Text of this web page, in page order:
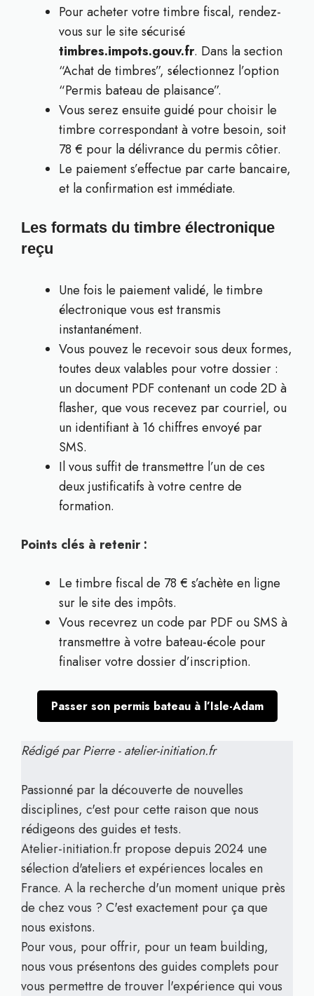
Pour acheter votre timbre fiscal, rendez-
vous sur le site sécurisé
timbres.impots.gouv.fr. Dans la section
“Achat de timbres”, sélectionnez l’option
“Permis bateau de plaisance”.
Vous serez ensuite guidé pour choisir le
timbre correspondant à votre besoin, soit
78 € pour la délivrance du permis côtier.
Le paiement s’effectue par carte bancaire,
et la confirmation est immédiate.
Les formats du timbre électronique
reçu
Une fois le paiement validé, le timbre
électronique vous est transmis
instantanément.
Vous pouvez le recevoir sous deux formes,
toutes deux valables pour votre dossier :
un document PDF contenant un code 2D à
flasher, que vous recevez par courriel, ou
un identifiant à 16 chiffres envoyé par
SMS.
Il vous suffit de transmettre l’un de ces
deux justificatifs à votre centre de
formation.
Points clés à retenir :
Le timbre fiscal de 78 € s’achète en ligne
sur le site des impôts.
Vous recevrez un code par PDF ou SMS à
transmettre à votre bateau-école pour
finaliser votre dossier d’inscription.
Passer son permis bateau à l’Isle-Adam
Rédigé par Pierre - atelier-initiation.fr
Passionné par la découverte de nouvelles
disciplines, c'est pour cette raison que nous
rédigeons des guides et tests.
Atelier-initiation.fr propose depuis 2024 une
sélection d'ateliers et expériences locales en
France. A la recherche d'un moment unique près
de chez vous ? C'est exactement pour ça que
nous existons.
Pour vous, pour offrir, pour un team building,
nous vous présentons des guides complets pour
vous permettre de trouver l'expérience qui vous